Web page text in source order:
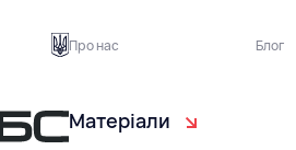
Про нас Блог
Матеріали